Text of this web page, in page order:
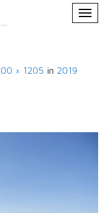
× 1205 in 2019